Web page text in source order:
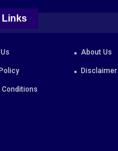
Links
About Us
Disclaimer
Conditions